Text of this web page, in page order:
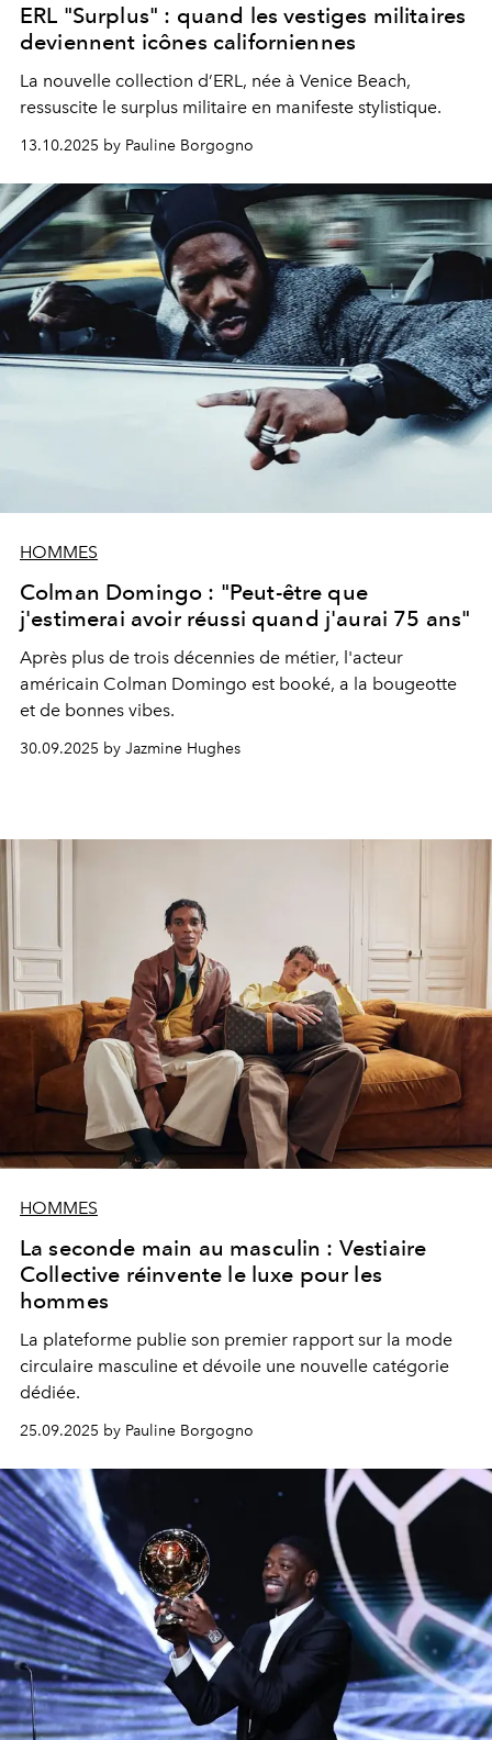
ERL "Surplus" : quand les vestiges militaires
deviennent icônes californiennes
La nouvelle collection d’ERL, née à Venice Beach,
ressuscite le surplus militaire en manifeste stylistique.
13.10.2025 by Pauline Borgogno
HOMMES
Colman Domingo : "Peut-être que
j'estimerai avoir réussi quand j'aurai 75 ans"
Après plus de trois décennies de métier, l'acteur
américain Colman Domingo est booké, a la bougeotte
et de bonnes vibes.
30.09.2025 by Jazmine Hughes
HOMMES
La seconde main au masculin : Vestiaire
Collective réinvente le luxe pour les
hommes
La plateforme publie son premier rapport sur la mode
circulaire masculine et dévoile une nouvelle catégorie
dédiée.
25.09.2025 by Pauline Borgogno